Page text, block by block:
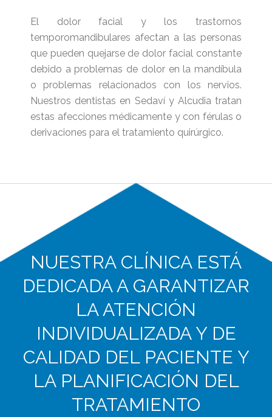
El dolor facial y los trastornos
temporomandibulares afectan a las personas
que pueden quejarse de dolor facial constante
debido a problemas de dolor en la mandíbula
o problemas relacionados con los nervios.
Nuestros dentistas en Sedaví y Alcudia tratan
estas afecciones médicamente y con férulas o
derivaciones para el tratamiento quirúrgico.
NUESTRA CLÍNICA ESTÁ
DEDICADA A GARANTIZAR
LA ATENCIÓN
INDIVIDUALIZADA Y DE
CALIDAD DEL PACIENTE Y
LA PLANIFICACIÓN DEL
TRATAMIENTO